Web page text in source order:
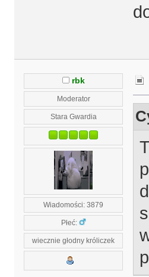
rbk
Moderator
Stara Gwardia
Wiadomości: 3879
Płeć:
wiecznie głodny króliczek